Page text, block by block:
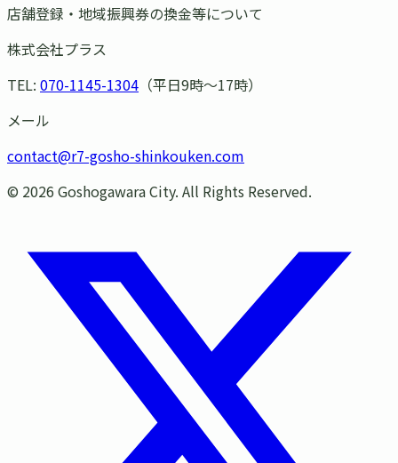
店舗登録・地域振興券の換金等について
株式会社プラス
TEL: 070-1145-1304 （平日9時〜17時）
メール
contact@r7-gosho-shinkouken.com
© 2026 Goshogawara City. All Rights Reserved.